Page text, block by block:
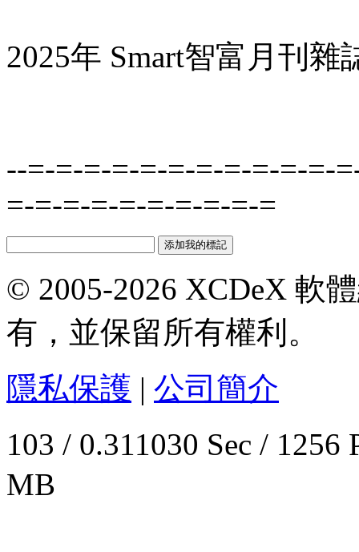
2025年 Smart智富月刊
--=-=-=-=-=-=-=-=-=-=-=-
=-=-=-=-=-=-=-=-=-=
© 2005-2026 XCDeX 軟
有，並保留所有權利。
隱私保護 | 公司簡介
103 / 0.311030 Sec /
MB